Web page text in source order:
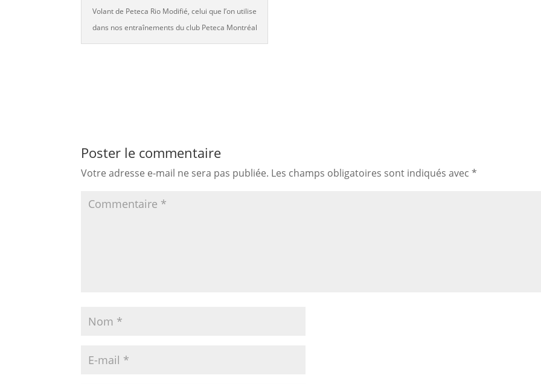
Volant de Peteca Rio Modifié, celui que l’on utilise
dans nos entraînements du club Peteca Montréal
Poster le commentaire
Votre adresse e-mail ne sera pas publiée. Les champs obligatoires sont indiqués avec*